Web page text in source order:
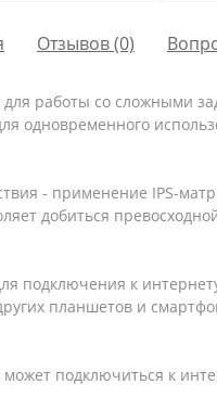
Отзывов (0)
работы со сложными
одновременного
- применение IPS-
добиться
подключения к
планшетов и
подключиться к